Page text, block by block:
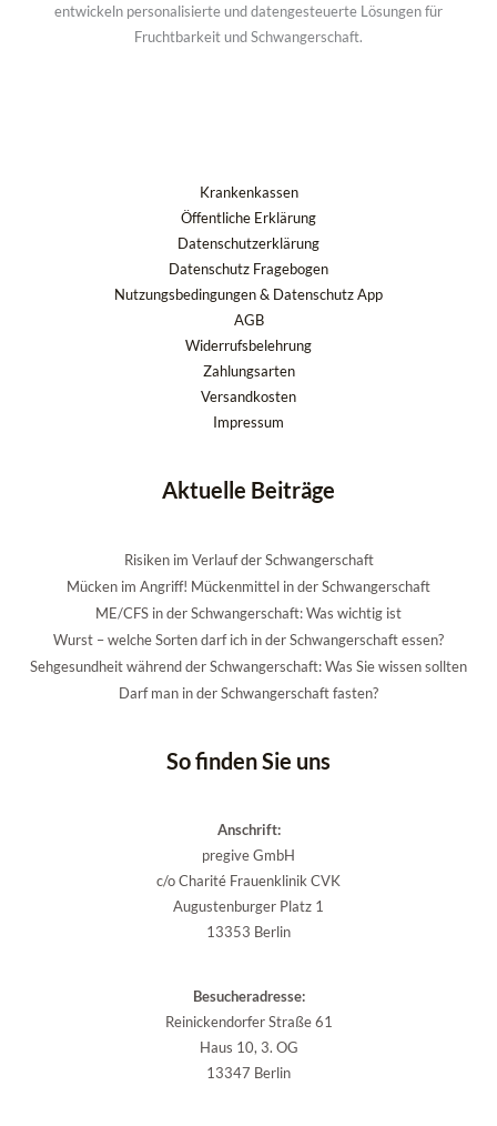
entwickeln personalisierte und datengesteuerte Lösungen für
Fruchtbarkeit und Schwangerschaft.
Krankenkassen
Öffentliche Erklärung
Datenschutzerklärung
Datenschutz Fragebogen
Nutzungsbedingungen & Datenschutz App
AGB
Widerrufsbelehrung
Zahlungsarten
Versandkosten
Impressum
Aktuelle Beiträge
Risiken im Verlauf der Schwangerschaft
Mücken im Angriff! Mückenmittel in der Schwangerschaft
ME/CFS in der Schwangerschaft: Was wichtig ist
Wurst – welche Sorten darf ich in der Schwangerschaft essen?
Sehgesundheit während der Schwangerschaft: Was Sie wissen sollten
Darf man in der Schwangerschaft fasten?
So finden Sie uns
Anschrift:
pregive GmbH
c/o Charité Frauenklinik CVK
Augustenburger Platz 1
13353 Berlin
Besucheradresse:
Reinickendorfer Straße 61
Haus 10, 3. OG
13347 Berlin